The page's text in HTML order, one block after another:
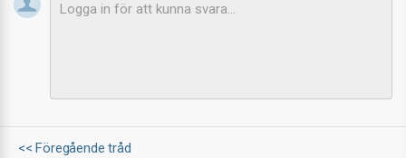
<< Föregående tråd